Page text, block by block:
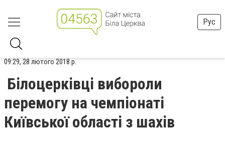
Рус
09:29, 28 лютого 2018 р.
Білоцерківці вибороли
перемогу на чемпіонаті
Київської області з шахів